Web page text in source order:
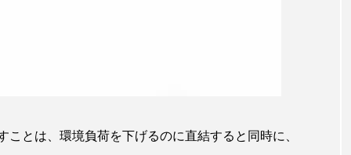
とは、環境負荷を下げるのに直結すると同時に、